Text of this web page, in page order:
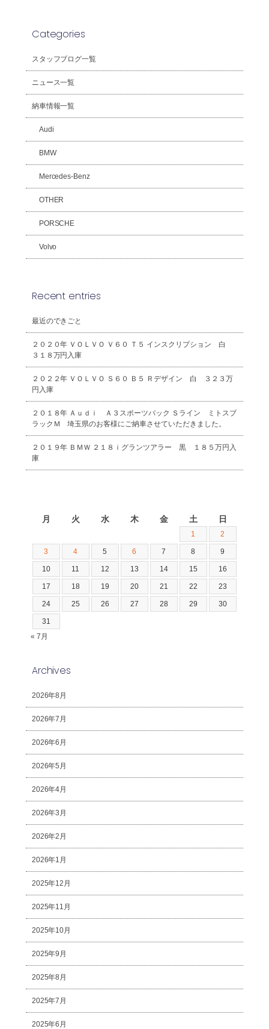
Categories
スタッフブログ一覧
ニュース一覧
納車情報一覧
Audi
BMW
Mercedes-Benz
OTHER
PORSCHE
Volvo
Recent entries
最近のできごと
２０２０年 ＶＯＬＶＯ Ｖ６０ Ｔ５ インスクリプション 白
３１８万円入庫
２０２２年 ＶＯＬＶＯ Ｓ６０ Ｂ５ Ｒデザイン 白 ３２３万
円入庫
２０１８年 Ａｕｄｉ Ａ３スポーツバック Ｓライン ミトスブ
ラックＭ 埼玉県のお客様にご納車させていただきました。
２０１９年 ＢＭＷ ２１８ｉグランツアラー 黒 １８５万円入
庫
月 火 水 木 金 土 日
1 2
3 4 5 6 7 8 9
10 11 12 13 14 15 16
17 18 19 20 21 22 23
24 25 26 27 28 29 30
31
« 7月
Archives
2026年8月
2026年7月
2026年6月
2026年5月
2026年4月
2026年3月
2026年2月
2026年1月
2025年12月
2025年11月
2025年10月
2025年9月
2025年8月
2025年7月
2025年6月